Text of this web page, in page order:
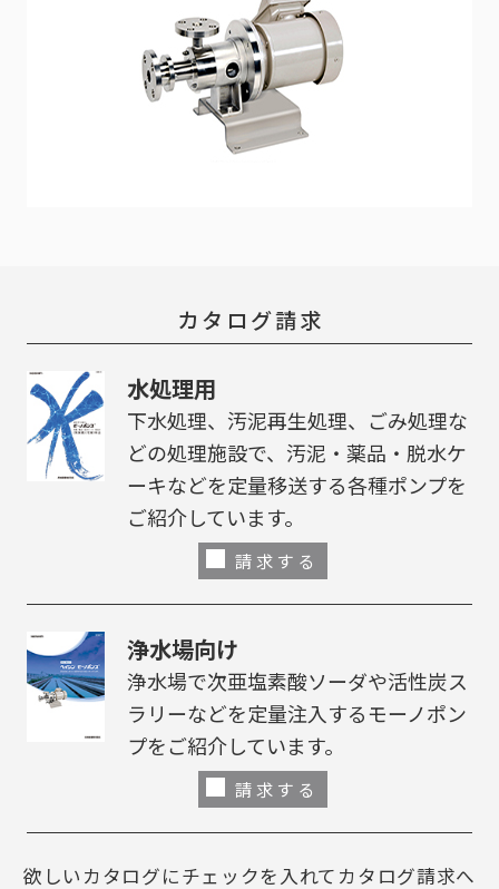
カタログ請求
水処理用
下水処理、汚泥再生処理、ごみ処理な
どの処理施設で、汚泥・薬品・脱水ケ
ーキなどを定量移送する各種ポンプを
ご紹介しています。
請求する
浄水場向け
浄水場で次亜塩素酸ソーダや活性炭ス
ラリーなどを定量注入するモーノポン
プをご紹介しています。
請求する
欲しいカタログにチェックを入れてカタログ請求へ